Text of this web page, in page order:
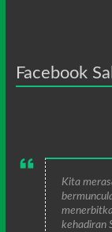
Facebook
Kita
kehadiran